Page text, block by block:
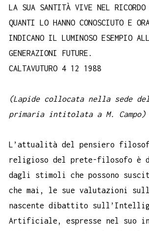
LA SUA SANTITÀ VIVE NEL
QUANTI LO HANNO CONOSCIUTO E
INDICANO IL LUMINOSO ESEMPIO
GENERAZIONI FUTURE.
CALTAVUTURO 4 12 1988
(Lapide collocata nella sede
primaria intitolata a M. Campo)
L’attualità del pensiero
religioso del prete-filosofo è
dagli stimoli che possono
che mai, le sue valutazioni
nascente dibattito
Artificiale, espresse nel suo